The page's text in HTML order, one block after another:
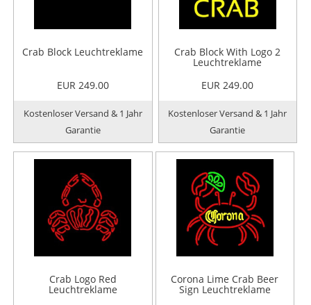
Crab Block Leuchtreklame
EUR 249.00
Kostenloser Versand & 1 Jahr
Garantie
Crab Block With Logo 2
Leuchtreklame
EUR 249.00
Kostenloser Versand & 1 Jahr
Garantie
Crab Logo Red
Leuchtreklame
Corona Lime Crab Beer
Sign Leuchtreklame